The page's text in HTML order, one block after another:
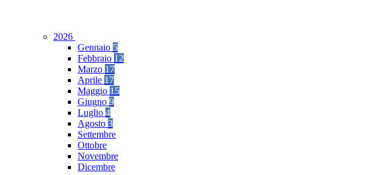
2026
Gennaio 5
Febbraio 12
Marzo 17
Aprile 17
Maggio 15
Giugno 9
Luglio 4
Agosto 3
Settembre
Ottobre
Novembre
Dicembre